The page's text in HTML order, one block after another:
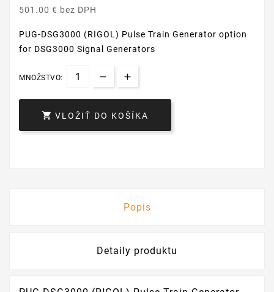
501.00 € bez DPH
PUG-DSG3000 (RIGOL) Pulse Train Generator option
for DSG3000 Signal Generators
MNOŽSTVO:
 VLOŽIŤ DO KOŠÍKA
Popis
Detaily produktu